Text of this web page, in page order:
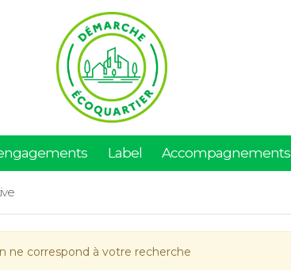
Label Accompagnements
ne correspond à votre recherche